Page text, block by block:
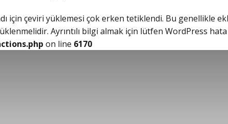
için çeviri yüklemesi çok erken tetiklendi. Bu genellikle
Ayrıntılı bilgi almak için lütfen WordPress hata
on line 6170